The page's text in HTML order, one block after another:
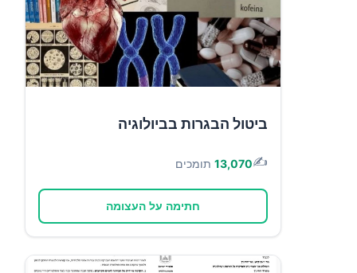
ביטול הבגרות בביולוגיה
✍️
13,070 תומכים
חתימה על העצומה